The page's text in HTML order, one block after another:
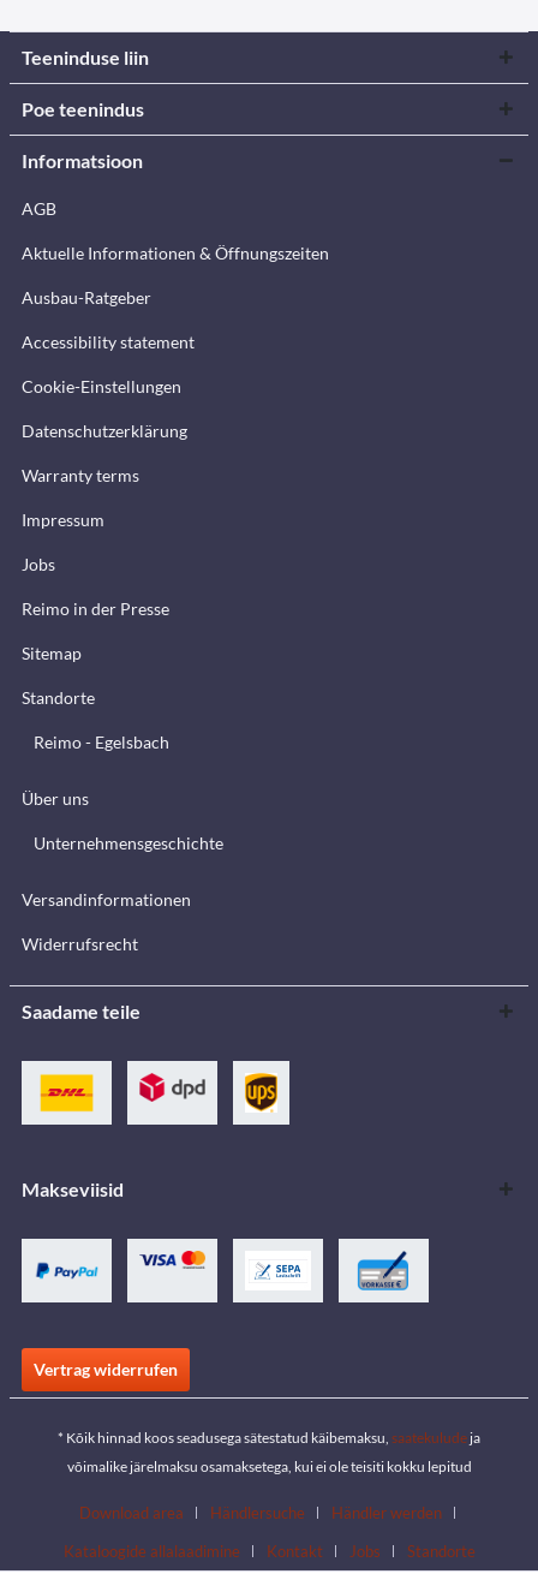
Teeninduse liin
Poe teenindus
Informatsioon
AGB
Aktuelle Informationen & Öffnungszeiten
Ausbau-Ratgeber
Accessibility statement
Cookie-Einstellungen
Datenschutzerklärung
Warranty terms
Impressum
Jobs
Reimo in der Presse
Sitemap
Standorte
Reimo - Egelsbach
Über uns
Unternehmensgeschichte
Versandinformationen
Widerrufsrecht
Saadame teile
Makseviisid
Vertrag widerrufen
* Kõik hinnad koos seadusega sätestatud käibemaksu, saatekulude ja
võimalike järelmaksu osamaksetega, kui ei ole teisiti kokku lepitud
Download area Händlersuche
Händler werden
Kataloogide allalaadimine
Kontakt Jobs Standorte